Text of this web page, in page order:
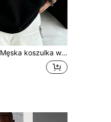
Męska koszulka wykonana w 100% z bawełny, z nadrukiem w stylu retro gotyckim, 220 g/m2 z logo marki, męska koszulka na co dzień, letnia, w stylu hip-hopowym dla mężczyzn i kobiet